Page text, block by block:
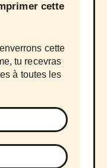
cette
cette
tu recevras
à toutes les